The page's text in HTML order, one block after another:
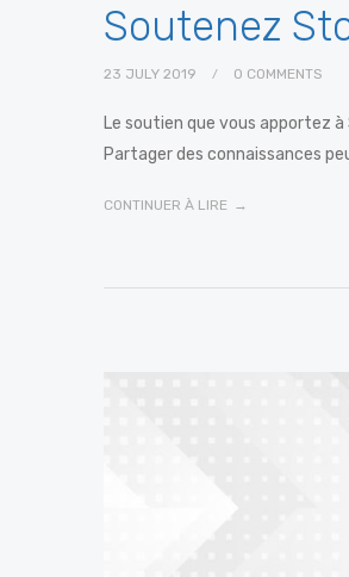
Soutenez
23 JULY 2019 0 COMMENTS
Le soutien que vous apportez
Partager des connaissances
CONTINUER À LIRE